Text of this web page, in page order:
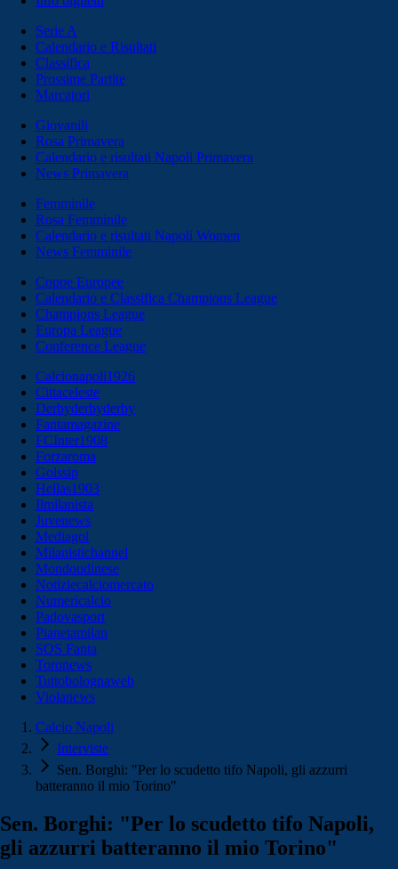
Serie A
Calendario e Risultati
Classifica
Prossime Partite
Marcatori
Giovanili
Rosa Primavera
Calendario e risultati Napoli Primavera
News Primavera
Femminile
Rosa Femminile
Calendario e risultati Napoli Women
News Femminile
Coppe Europee
Calendario e Classifica Champions League
Champions League
Europa League
Conference League
Calcionapoli1926
Cittaceleste
Derbyderbyderby
Fantamagazine
FCInter1908
Forzaroma
Golssip
Hellas1903
Ilmilanista
Juvenews
Mediagol
Milanistichannel
Mondoudinese
Notiziecalciomercato
Numericalcio
Padovasport
Pianetamilan
SOS Fanta
Toronews
Tuttobolognaweb
Violanews
Calcio Napoli
Interviste
Sen. Borghi: "Per lo scudetto tifo Napoli, gli azzurri
batteranno il mio Torino"
Sen. Borghi: "Per lo scudetto tifo Napoli,
gli azzurri batteranno il mio Torino"